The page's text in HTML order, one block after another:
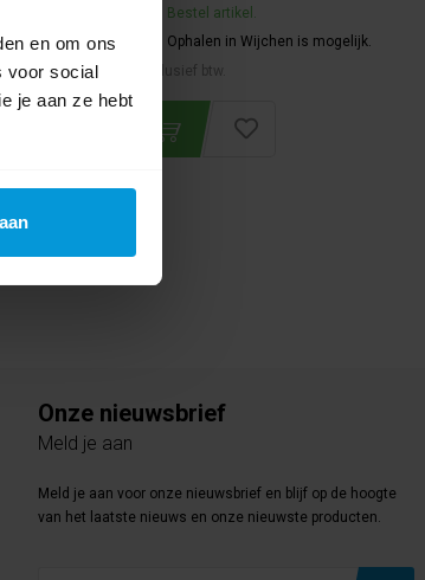
en om ons
voor social
je aan ze hebt
mogelijk.
Bestel artikel.
Ophalen in Wijchen is mogelijk.
Exclusief btw.
Onze nieuwsbrief
Meld je aan
Meld je aan voor onze nieuwsbrief en blijf op de hoogte
van het laatste nieuws en onze nieuwste producten.